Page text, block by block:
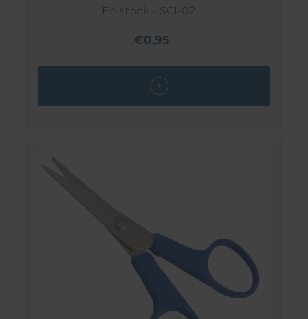
En stock - SCI-02
€0,95